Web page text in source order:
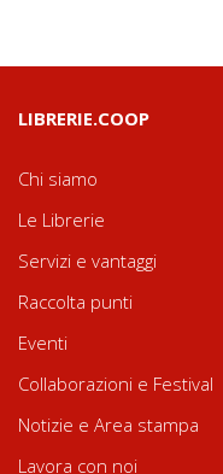
LIBRERIE.COOP
Chi siamo
Le Librerie
Servizi e vantaggi
Raccolta punti
Eventi
Collaborazioni e Festival
Notizie e Area stampa
Lavora con noi